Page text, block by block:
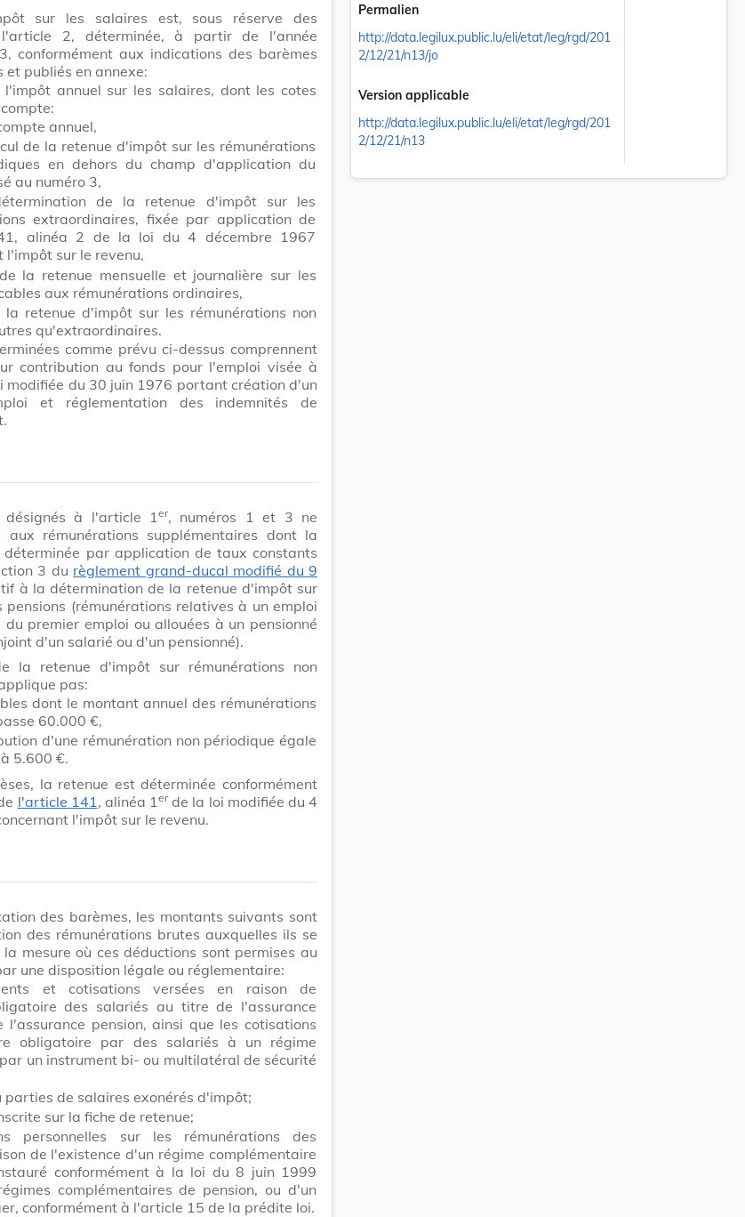
sur les salaires est, sous réserve des
2, déterminée, à partir de l'année
conformément aux indications des barèmes
et publiés en annexe:
annuel sur les salaires, dont les cotes
annuel,
de la retenue d'impôt sur les rémunérations
en dehors du champ d'application du
au numéro 3,
de la retenue d'impôt sur les
extraordinaires, fixée par application de
alinéa 2 de la loi du 4 décembre 1967
l'impôt sur le revenu,
la retenue mensuelle et journalière sur les
aux rémunérations ordinaires,
retenue d'impôt sur les rémunérations non
qu'extraordinaires.
comme prévu ci-dessus comprennent
contribution au fonds pour l'emploi visée à
modifiée du 30 juin 1976 portant création d'un
et réglementation des indemnités de
désignés à l'article 1 er, numéros 1 et 3 ne
aux rémunérations supplémentaires dont la
par application de taux constants
3 du règlement grand-ducal modifié du 9
à la détermination de la retenue d'impôt sur
pensions (rémunérations relatives à un emploi
du premier emploi ou allouées à un pensionné
d'un salarié ou d'un pensionné).
la retenue d'impôt sur rémunérations non
pas:
dont le montant annuel des rémunérations
60.000 €,
d'une rémunération non périodique égale
5.600 €.
la retenue est déterminée conformément
l'article 141 , alinéa 1erde la loi modifiée du 4
l'impôt sur le revenu.
des barèmes, les montants suivants sont
des rémunérations brutes auxquelles ils se
mesure où ces déductions sont permises au
une disposition légale ou réglementaire:
et cotisations versées en raison de
des salariés au titre de l'assurance
l'assurance pension, ainsi que les cotisations
obligatoire par des salariés à un régime
un instrument bi- ou multilatéral de sécurité
parties de salaires exonérés d'impôt;
sur la fiche de retenue;
personnelles sur les rémunérations des
de l'existence d'un régime complémentaire
conformément à la loi du 8 juin 1999
complémentaires de pension, ou d'un
conformément à l'article 15 de la prédite loi.
Permalien
http://data.legilux.public.lu/eli/etat/leg/rgd/201
2/12/21/n13/jo
Version applicable
http://data.legilux.public.lu/eli/etat/leg/rgd/201
2/12/21/n13